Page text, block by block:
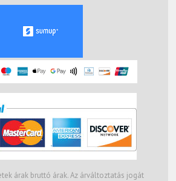
árak bruttó árak. Az árváltoztatás jogát